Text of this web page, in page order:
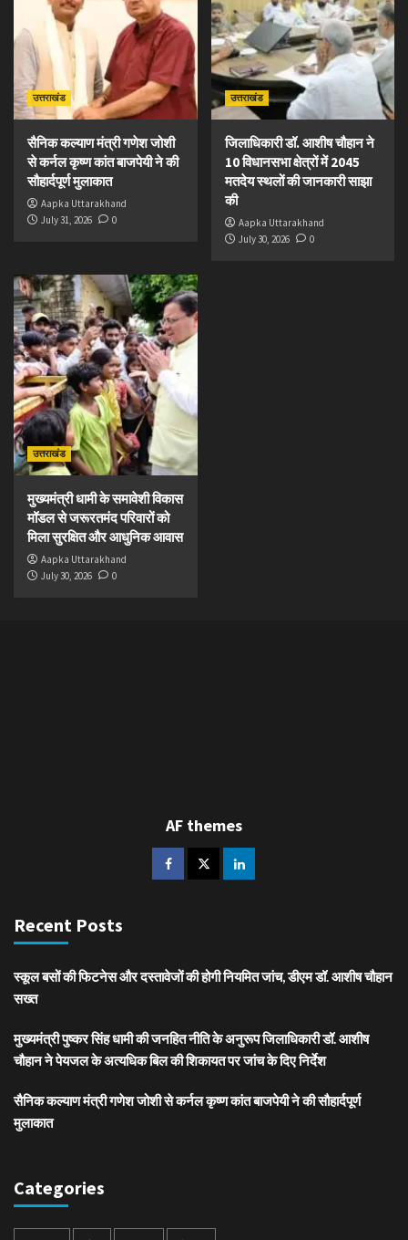
उत्तराखंड
सैनिक कल्याण मंत्री गणेश जोशी
से कर्नल कृष्ण कांत बाजपेयी ने की
सौहार्दपूर्ण मुलाकात
Aapka Uttarakhand
July 31, 2026
0
उत्तराखंड
जिलाधिकारी डॉ. आशीष चौहान ने
10 विधानसभा क्षेत्रों में 2045
मतदेय स्थलों की जानकारी साझा
की
Aapka Uttarakhand
July 30, 2026
0
उत्तराखंड
मुख्यमंत्री धामी के समावेशी विकास
मॉडल से जरूरतमंद परिवारों को
मिला सुरक्षित और आधुनिक आवास
Aapka Uttarakhand
July 30, 2026
0
AF themes
Recent Posts
स्कूल बसों की फिटनेस और दस्तावेजों की होगी नियमित जांच, डीएम डॉ. आशीष चौहान
सख्त
मुख्यमंत्री पुष्कर सिंह धामी की जनहित नीति के अनुरूप जिलाधिकारी डॉ. आशीष
चौहान ने पेयजल के अत्यधिक बिल की शिकायत पर जांच के दिए निर्देश
सैनिक कल्याण मंत्री गणेश जोशी से कर्नल कृष्ण कांत बाजपेयी ने की सौहार्दपूर्ण
मुलाकात
Categories